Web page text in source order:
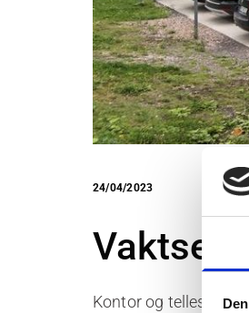
24/04/2023
Kontor og